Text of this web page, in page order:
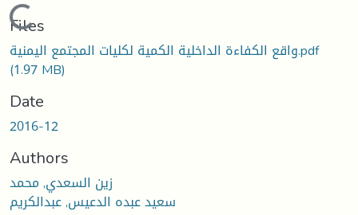
Loading...
Files
واقع الكفاءة الداخلية الكمية لكليات المجتمع اليمنية.pdf
(1.97 MB)
Date
2016-12
Authors
زين السعدي, محمد
سعيد عبده الدعيس, عبدالكريم